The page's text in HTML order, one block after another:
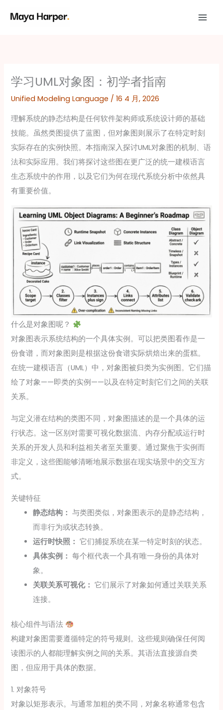
学习UML对象图：初学者指南
Unified Modeling Language /16 4 月, 2026
理解系统的静态结构是任何软件架构师或系统设计师的基础
技能。虽然类图提供了蓝图，但对象图则展示了在特定时刻
实际存在的实例快照。本指南深入探讨UML对象图的机制、语
法和实际应用。我们将探讨这些图在更广泛的统一建模语言
生态系统中的作用，以及它们为何在现代系统分析中依然具
有重要价值。
什么是对象图呢？
对象图表示系统结构的一个具体实例。可以把类图看作是一
份食谱，而对象图则是根据这份食谱实际烘焙出来的蛋糕。
在统一建模语言（UML）中，对象图被归类为实例图。它们描
绘了对象——即类的实例——以及在特定时刻它们之间的关联
关系。
与定义潜在结构的类图不同，对象图描述的是一个具体的运
行状态。这一区别对需要可视化数据流、内存分配或运行时
关系的开发人员和利益相关者至关重要。通过聚焦于实例而
非定义，这些图能够清晰地展示数据在现实场景中的交互方
式。
关键特征
静态结构： 与类图类似，对象图表示的是静态结构，
而非行为或状态转换。
运行时快照： 它们捕捉系统在某一特定时刻的状态。
具体实例： 每个框代表一个具有唯一身份的具体对
象。
关联关系可视化： 它们展示了对象如何通过关联关系
连接。
核心组件与语法
构建对象图需要遵循特定的符号规则。这些规则确保任何阅
读图示的人都能理解实例之间的关系。其语法直接源自类
图，但应用于具体的数据。
1. 对象符号
对象以矩形表示。与通常加粗的类不同，对象名称通常包含